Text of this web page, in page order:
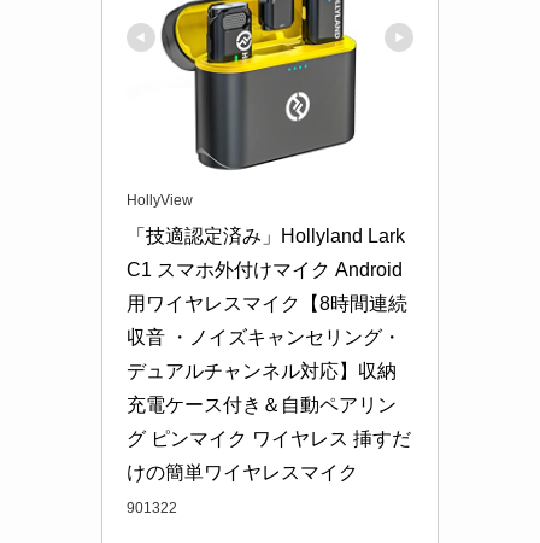
HollyView
「技適認定済み」Hollyland Lark
C1 スマホ外付けマイク Android
用ワイヤレスマイク【8時間連続
収音 ・ノイズキャンセリング・
デュアルチャンネル対応】収納
充電ケース付き＆自動ペアリン
グ ピンマイク ワイヤレス 挿すだ
けの簡単ワイヤレスマイク
901322